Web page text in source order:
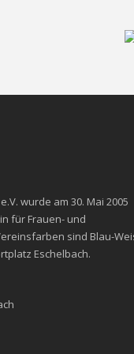
wurde am 30. Mai 2005
für Frauen- und
sind Blau-
Eschelbach.